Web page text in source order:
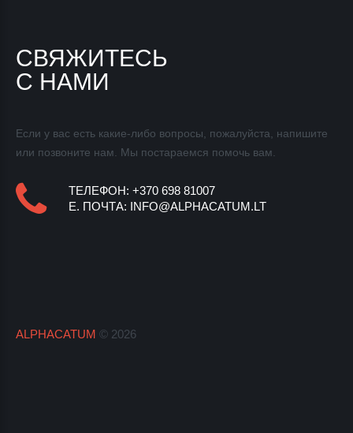
СВЯЖИТЕСЬ
С НАМИ
Если у вас есть какие-либо вопросы, пожалуйста, напишите
или позвоните нам. Мы постараемся помочь вам.
ТЕЛЕФОН: +370 698 81007
E. ПОЧТА: INFO@ALPHACATUM.LT
ALPHACATUM © 2026